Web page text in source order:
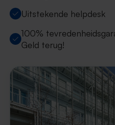
Uitstekende helpdesk
100%
Geld terug!